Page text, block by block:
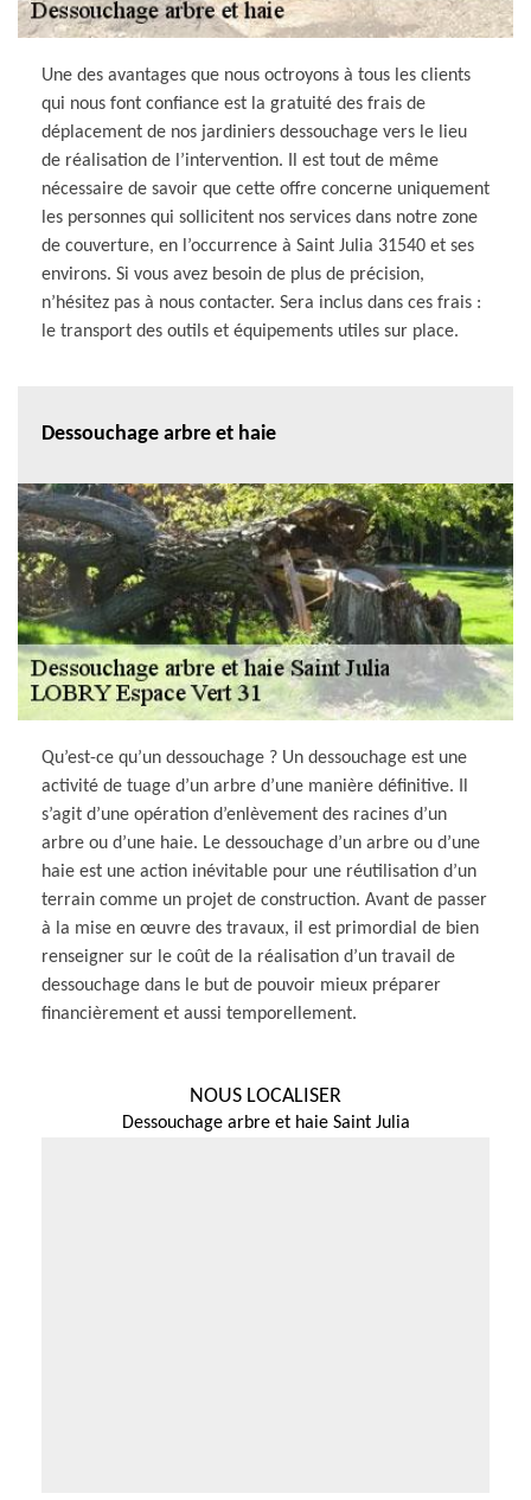
Une des avantages que nous octroyons à tous les clients
qui nous font confiance est la gratuité des frais de
déplacement de nos jardiniers dessouchage vers le lieu
de réalisation de l’intervention. Il est tout de même
nécessaire de savoir que cette offre concerne uniquement
les personnes qui sollicitent nos services dans notre zone
de couverture, en l’occurrence à Saint Julia 31540 et ses
environs. Si vous avez besoin de plus de précision,
n’hésitez pas à nous contacter. Sera inclus dans ces frais :
le transport des outils et équipements utiles sur place.
Dessouchage arbre et haie
Qu’est-ce qu’un dessouchage ? Un dessouchage est une
activité de tuage d’un arbre d’une manière définitive. Il
s’agit d’une opération d’enlèvement des racines d’un
arbre ou d’une haie. Le dessouchage d’un arbre ou d’une
haie est une action inévitable pour une réutilisation d’un
terrain comme un projet de construction. Avant de passer
à la mise en œuvre des travaux, il est primordial de bien
renseigner sur le coût de la réalisation d’un travail de
dessouchage dans le but de pouvoir mieux préparer
financièrement et aussi temporellement.
NOUS LOCALISER
Dessouchage arbre et haie Saint Julia